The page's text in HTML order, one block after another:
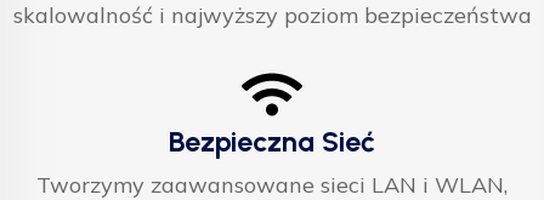
skalowalność i najwyższy poziom bezpieczeństwa
Bezpieczna Sieć
Tworzymy zaawansowane sieci LAN i WLAN,